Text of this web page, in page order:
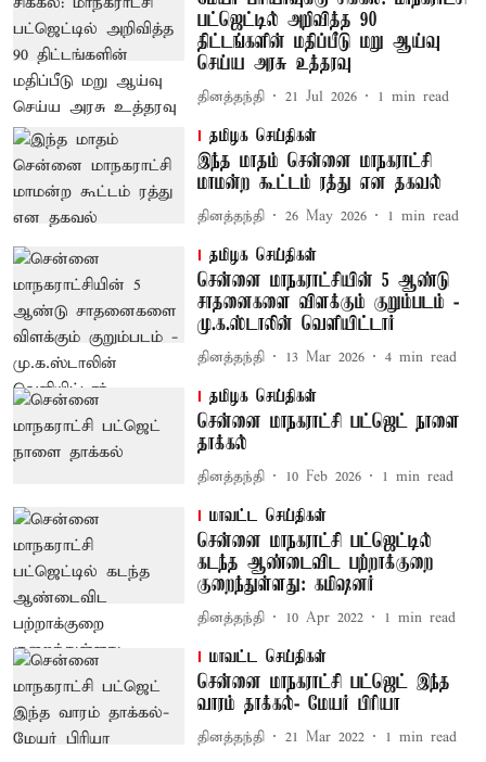
பட்ஜெட்டில் அறிவித்த 90
திட்டங்களின் மதிப்பீடு மறு ஆய்வு
செய்ய அரசு உத்தரவு
தினத்தந்தி 21 Jul 2026 1 min read
தமிழக செய்திகள்
இந்த மாதம் சென்னை மாநகராட்சி
மாமன்ற கூட்டம் ரத்து என தகவல்
தினத்தந்தி 26 May 2026 1 min read
தமிழக செய்திகள்
சென்னை மாநகராட்சியின் 5 ஆண்டு
சாதனைகளை விளக்கும் குறும்படம் -
மு.க.ஸ்டாலின் வெளியிட்டார்
தினத்தந்தி 13 Mar 2026 4 min read
தமிழக செய்திகள்
சென்னை மாநகராட்சி பட்ஜெட் நாளை
தாக்கல்
தினத்தந்தி 10 Feb 2026 1 min read
மாவட்ட செய்திகள்
சென்னை மாநகராட்சி பட்ஜெட்டில்
கடந்த ஆண்டைவிட பற்றாக்குறை
குறைந்துள்ளது: கமிஷனர்
தினத்தந்தி 10 Apr 2022 1 min read
மாவட்ட செய்திகள்
சென்னை மாநகராட்சி பட்ஜெட் இந்த
வாரம் தாக்கல்- மேயர் பிரியா
தினத்தந்தி 21 Mar 2022 1 min read